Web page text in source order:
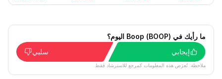
ما رأيك في Boop (BOOP) اليوم؟
إيجابي
سلبي
ملاحظة: تُعرَض هذه المعلومات كمرجع للاسترشاد فقط.